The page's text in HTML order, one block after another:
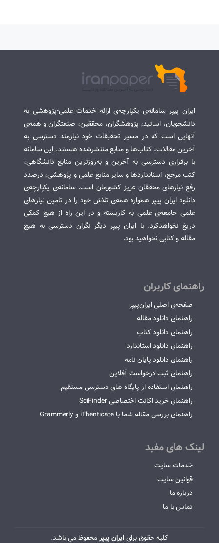
ایران پیپر سامانه‌ی یکپارچه‌ی ارائه خدمات علمی-پژوهشی به
دانشجویان، اساتید، پژوهشگران، محققین، صنعتگران و همه‌ی
آنهایی است که در مسیر تحقیقات خود نیازمند دسترسی به
آخرین مقالات، کتاب‌ها و منابع منتشرشده هستند. این سامانه
با برقراری دسترسی به آخرین و به‌روزترین منابع دانشگاهی،
کتب مرجع، استانداردها و سایر منابع علمی و پژوهشی، درصدد
رفع نیازهای محققان عزیز کشورمان است. سامانه‌ی یکپارچه‌ی
دانلود ایران پیپر همواره همه‌ی تلاش خود را در تامین نیازهای
علمی جامعه‌ی علمی به کاربسته و در این راه از هیچ کمکی
دریغ نخواهدکرد. با ایران پیپر دیگر نگران دسترسی به هیچ
مقاله و کتابی نخواهید بود.
راهنمای کاربران
صفحه‌ی اصلی ایران‌پیپر
راهنمای دانلود مقاله
راهنمای دانلود کتاب
راهنمای دانلود استاندارد
راهنمای دانلود پایان نامه
راهنمای ثبت درخواست آفلاین
راهنمای استفاده از پایگاه های دسترسی مستقیم
راهنمای خرید اکانت اختصاصی SciFinder
راهنمای بررسی مقاله شما با iThenticate و Grammerly
لینک های مفید
خدمات سایت
قوانین سایت
درباره ما
تماس با ما
کلیه حقوق برایایران پیپرمحفوظ می باشد.